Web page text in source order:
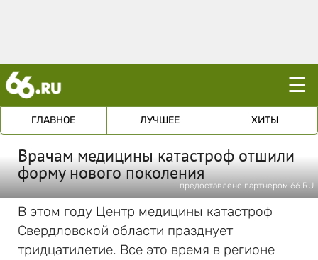
☰
ГЛАВНОЕ ЛУЧШЕЕ ХИТЫ
Врачам медицины катастроф отшили
форму нового поколения
предоставлено партнером 66.RU
В этом году Центр медицины катастроф
Свердловской области празднует
тридцатилетие. Все это время в регионе